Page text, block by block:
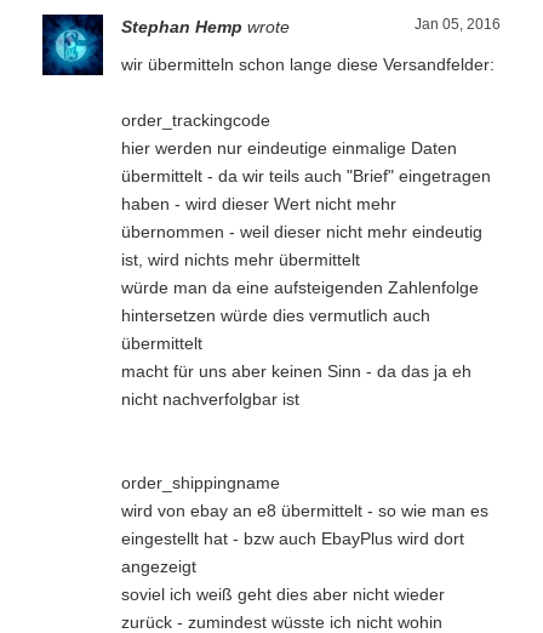
Jan 05, 2016
Stephan Hemp wrote
wir übermitteln schon lange diese Versandfelder:
order_trackingcode
hier werden nur eindeutige einmalige Daten
übermittelt - da wir teils auch "Brief" eingetragen
haben - wird dieser Wert nicht mehr
übernommen - weil dieser nicht mehr eindeutig
ist, wird nichts mehr übermittelt
würde man da eine aufsteigenden Zahlenfolge
hintersetzen würde dies vermutlich auch
übermittelt
macht für uns aber keinen Sinn - da das ja eh
nicht nachverfolgbar ist
order_shippingname
wird von ebay an e8 übermittelt - so wie man es
eingestellt hat - bzw auch EbayPlus wird dort
angezeigt
soviel ich weiß geht dies aber nicht wieder
zurück - zumindest wüsste ich nicht wohin